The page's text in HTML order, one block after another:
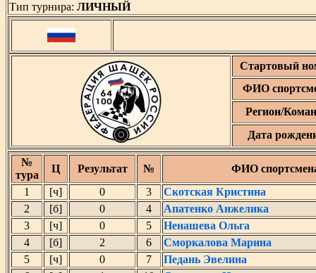
Тип турнира: ЛИЧНЫЙ
Стартовый
ФИО
Регион/
Дата
№
тура
Ц Результат №
ФИО
1
[ч] 0 3
Скотская Кристина
2
[б] 0 4
Апатенко Анжелика
3
[ч] 0 5
Ненашева Ольга
4
[б] 2 6
Сморкалова Марина
5
[ч] 0 7
Педань Эвелина